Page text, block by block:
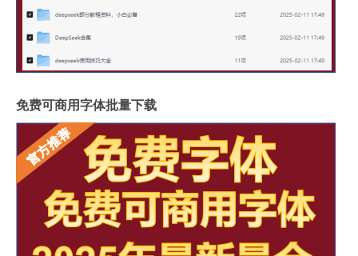
免费可商用字体批量下载